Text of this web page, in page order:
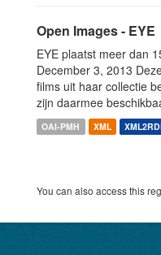
Open Images - EYE
EYE plaatst meer dan
December 3, 2013
films uit haar collectie
zijn daarmee
OAI-PMH XML
You can also access this